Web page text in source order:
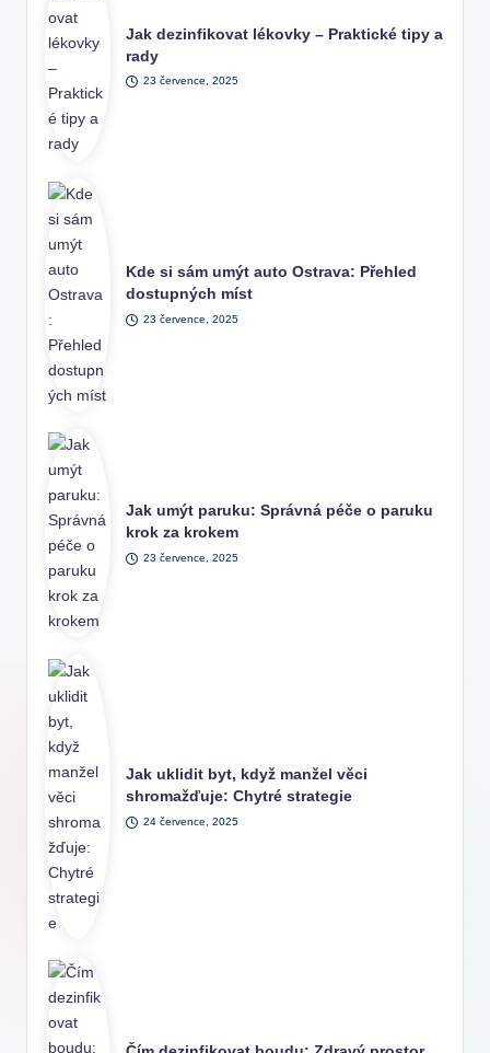
Jak dezinfikovat lékovky – Praktické tipy a
rady
23 července, 2025
Kde si sám umýt auto Ostrava: Přehled
dostupných míst
23 července, 2025
Jak umýt paruku: Správná péče o paruku
krok za krokem
23 července, 2025
Jak uklidit byt, když manžel věci
shromažďuje: Chytré strategie
24 července, 2025